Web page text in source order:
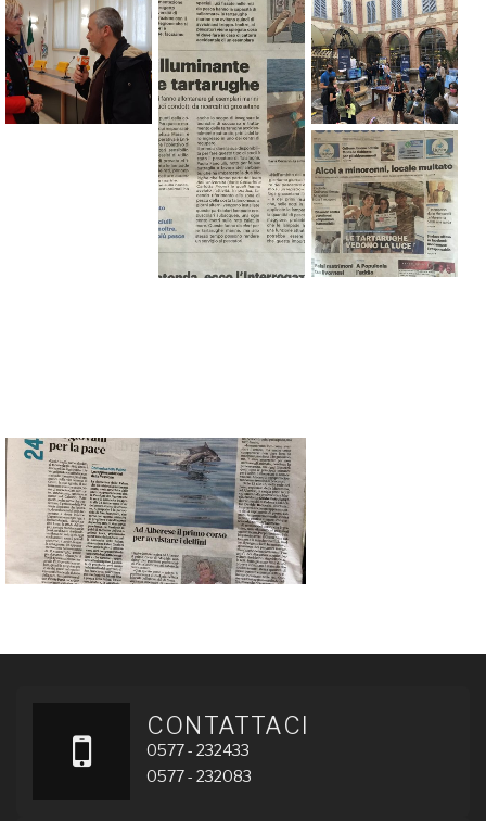
CONTATTACI
0577 - 232433
0577 - 232083